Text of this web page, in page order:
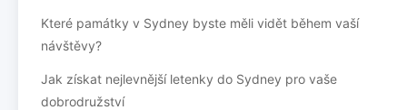
Které památky v Sydney byste měli vidět během vaší
návštěvy?
Jak získat nejlevnější letenky do Sydney pro vaše
dobrodružství